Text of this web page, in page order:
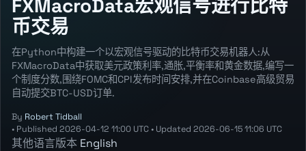
FXMacroData宏观信号进行比特
币交易
在Python中构建一个以宏观信号驱动的比特币交易机器人:从
FXMacroData中获取美元政策利率,通胀,平衡率和黄金数据,编写一
个制度分数,围绕FOMC和CPI发布时间安排,并在Coinbase高级贸易
自动提交BTC-USD订单.
By Robert Tidball
• Published 2026-04-12 11:00 UTC • Updated 2026-06-15 11:06 UTC
其他语言版本 English